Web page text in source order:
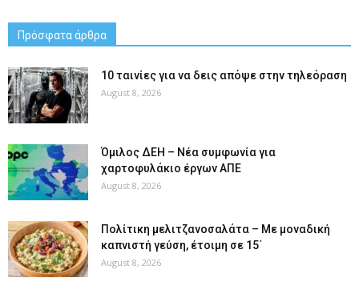
Πρόσφατα άρθρα
10 ταινίες για να δεις απόψε στην τηλεόραση
August 8, 2026
Όμιλος ΔΕΗ – Νέα συμφωνία για
χαρτοφυλάκιο έργων ΑΠΕ
August 8, 2026
Πολίτικη μελιτζανοσαλάτα – Με μοναδική
καπνιστή γεύση, έτοιμη σε 15΄
August 8, 2026